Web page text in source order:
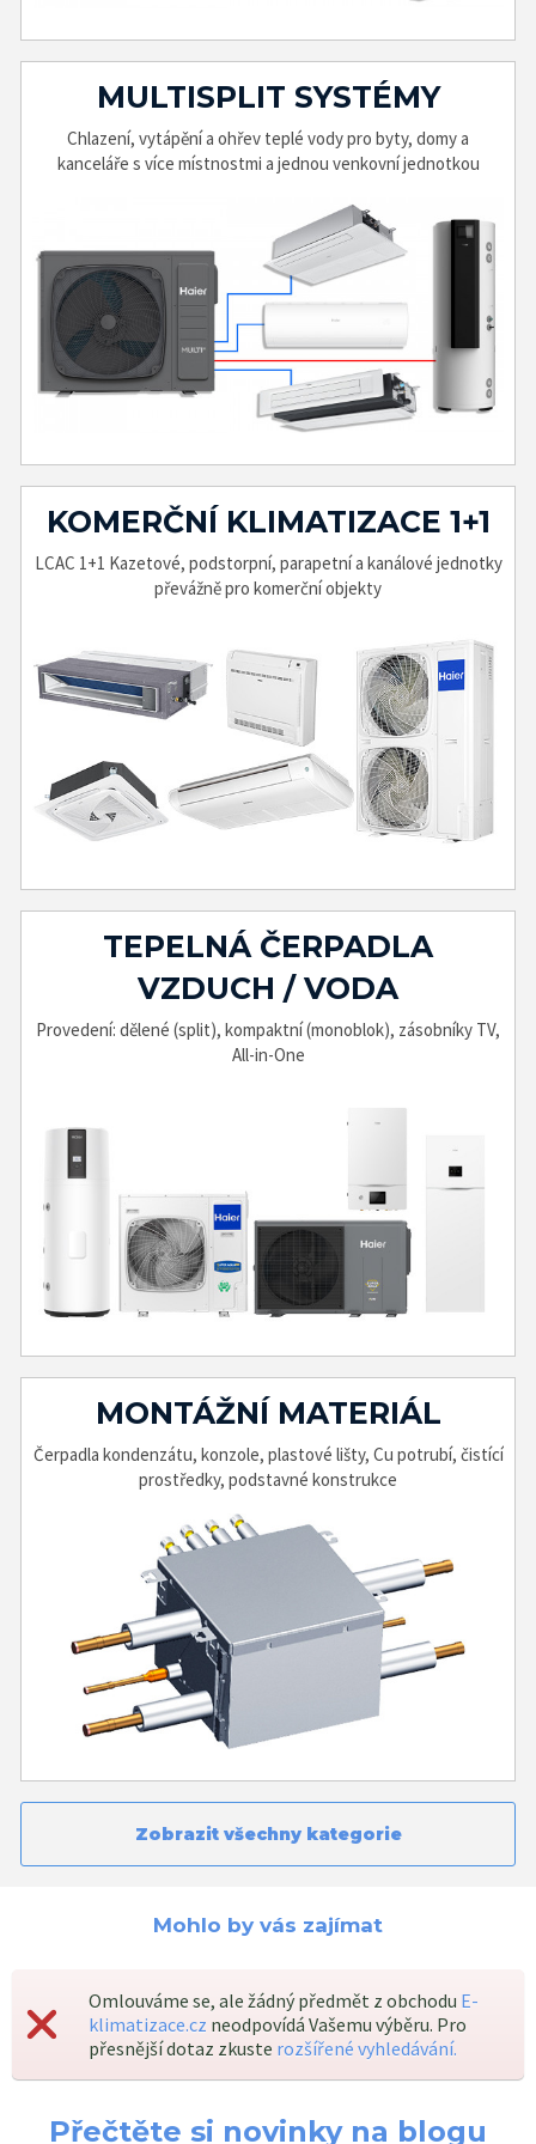
MULTISPLIT SYSTÉMY
Chlazení, vytápění a ohřev teplé vody pro byty, domy a
kanceláře s více místnostmi a jednou venkovní jednotkou
KOMERČNÍ KLIMATIZACE 1+1
LCAC 1+1 Kazetové, podstorpní, parapetní a kanálové jednotky
převážně pro komerční objekty
TEPELNÁ ČERPADLA
VZDUCH / VODA
Provedení: dělené (split), kompaktní (monoblok), zásobníky TV,
All-in-One
MONTÁŽNÍ MATERIÁL
Čerpadla kondenzátu, konzole, plastové lišty, Cu potrubí, čistící
prostředky, podstavné konstrukce
Zobrazit všechny kategorie
Mohlo by vás zajímat
Omlouváme se, ale žádný předmět z obchodu E-
klimatizace.cz neodpovídá Vašemu výběru. Pro
přesnější dotaz zkuste rozšířené vyhledávání.
Přečtěte si novinky na blogu